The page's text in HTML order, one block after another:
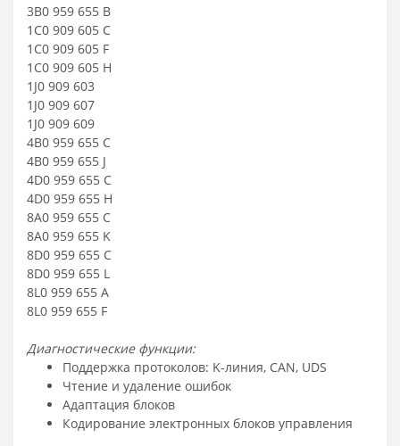
3B0 959 655 B
1C0 909 605 C
1C0 909 605 F
1C0 909 605 H
1J0 909 603
1J0 909 607
1J0 909 609
4B0 959 655 C
4B0 959 655 J
4D0 959 655 C
4D0 959 655 H
8A0 959 655 C
8A0 959 655 K
8D0 959 655 C
8D0 959 655 L
8L0 959 655 A
8L0 959 655 F
Диагностические функции:
Поддержка протоколов: K-линия, CAN, UDS
Чтение и удаление ошибок
Адаптация блоков
Кодирование электронных блоков управления